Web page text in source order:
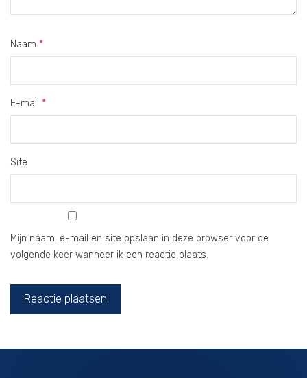
Naam *
E-mail *
Site
Mijn naam, e-mail en site opslaan in deze browser voor de
volgende keer wanneer ik een reactie plaats.